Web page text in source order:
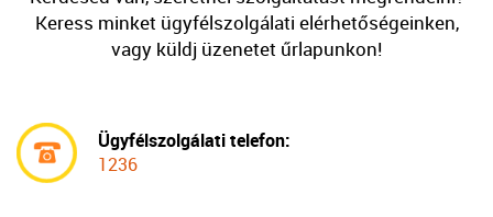
Keress minket ügyfélszolgálati elérhetőségeinken,
vagy küldj üzenetet űrlapunkon!
Ügyfélszolgálati telefon:
1236